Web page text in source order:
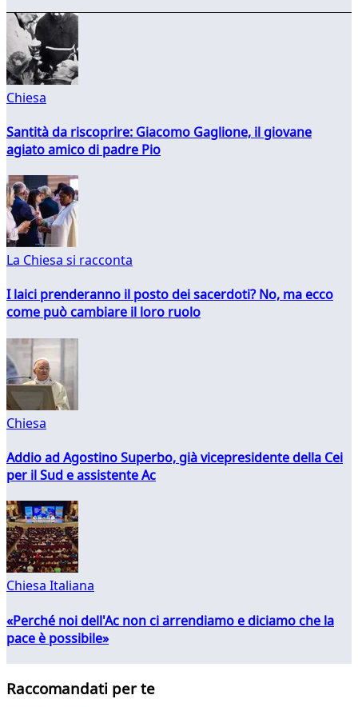
Chiesa
Santità da riscoprire: Giacomo Gaglione, il giovane
agiato amico di padre Pio
La Chiesa si racconta
I laici prenderanno il posto dei sacerdoti? No, ma ecco
come può cambiare il loro ruolo
Chiesa
Addio ad Agostino Superbo, già vicepresidente della Cei
per il Sud e assistente Ac
Chiesa Italiana
«Perché noi dell'Ac non ci arrendiamo e diciamo che la
pace è possibile»
Raccomandati per te